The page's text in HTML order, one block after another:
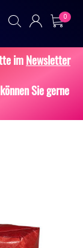
0
imNewsletter
Sie gerne